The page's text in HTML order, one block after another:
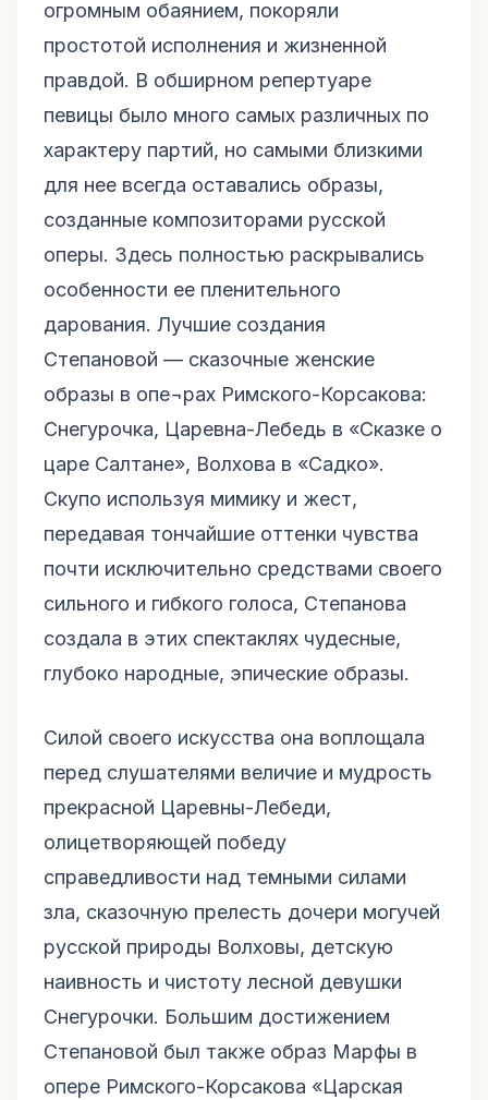
огромным обаянием, покоряли
простотой исполнения и жизненной
правдой. В обширном репертуаре
певицы было много самых различных по
характеру партий, но самыми близкими
для нее всегда оставались образы,
созданные композиторами русской
оперы. Здесь полностью раскрывались
особенности ее пленительного
дарования. Лучшие создания
Степановой — сказочные женские
образы в опе¬рах Римского-Корсакова:
Снегурочка, Царевна-Лебедь в «Сказке о
царе Салтане», Волхова в «Садко».
Скупо используя мимику и жест,
передавая тончайшие оттенки чувства
почти исключительно средствами своего
сильного и гибкого голоса, Степанова
создала в этих спектаклях чудесные,
глубоко народные, эпические образы.
Силой своего искусства она воплощала
перед слушателями величие и мудрость
прекрасной Царевны-Лебеди,
олицетворяющей победу
справедливости над темными силами
зла, сказочную прелесть дочери могучей
русской природы Волховы, детскую
наивность и чистоту лесной девушки
Снегурочки. Большим достижением
Степановой был также образ Марфы в
опере Римского-Корсакова «Царская